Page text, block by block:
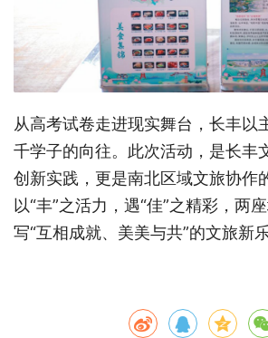
从高考试卷走进现实舞台，长丰以
千学子的向往。此次活动，是长丰
创新实践，更是南北区域文旅协作
以“丰”之活力，遇“佳”之精彩，两
写“互相成就、美美与共”的文旅新乐